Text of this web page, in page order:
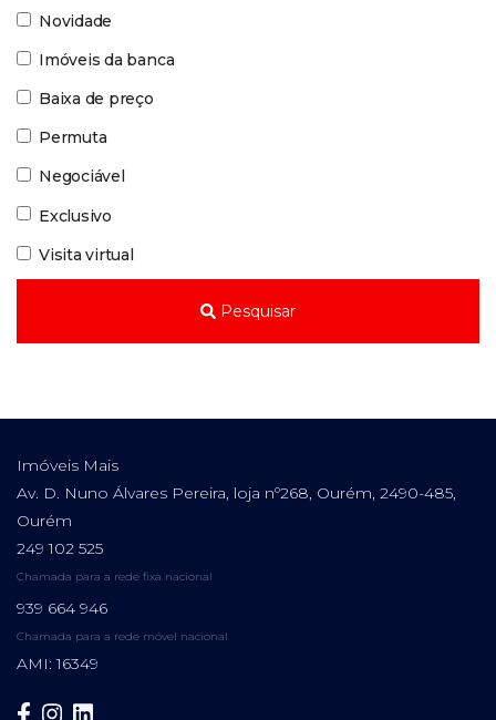
Novidade
Imóveis da banca
Baixa de preço
Permuta
Negociável
Exclusivo
Visita virtual
Pesquisar
Imóveis Mais
Av. D. Nuno Álvares Pereira, loja nº268, Ourém, 2490-485,
Ourém
249 102 525
Chamada para a rede fixa nacional
939 664 946
Chamada para a rede móvel nacional
AMI: 16349